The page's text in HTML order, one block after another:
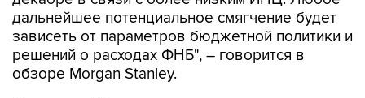
дальнейшее потенциальное смягчение будет
зависеть от параметров бюджетной политики и
решений о расходах ФНБ", – говорится в
обзоре Morgan Stanley.